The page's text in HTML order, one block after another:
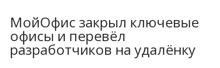
МойОфис закрыл ключевые
офисы и перевёл
разработчиков на удалёнку